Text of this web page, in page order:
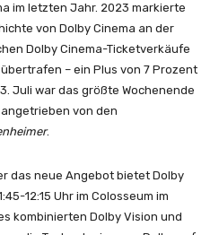
im letzten Jahr. 2023 markierte
von Dolby Cinema an der
Dolby Cinema-Ticketverkäufe
– ein Plus von 7 Prozent
Juli war das größte Wochenende
von den
.
das neue Angebot bietet Dolby
12:15 Uhr im Colosseum im
kombinierten Dolby Vision und